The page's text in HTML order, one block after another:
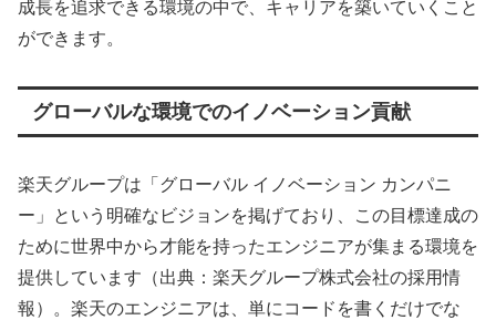
成長を追求できる環境の中で、キャリアを築いていくこと
ができます。
グローバルな環境でのイノベーション貢献
楽天グループは「グローバル イノベーション カンパニ
ー」という明確なビジョンを掲げており、この目標達成の
ために世界中から才能を持ったエンジニアが集まる環境を
提供しています（出典：楽天グループ株式会社の採用情
報）。楽天のエンジニアは、単にコードを書くだけでな